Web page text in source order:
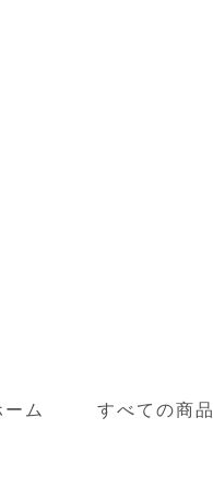
ーム すべての商品